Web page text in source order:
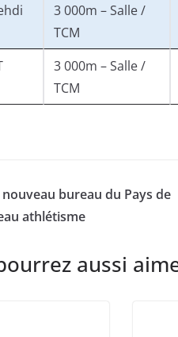
3 000m – Salle /
TCM
3 000m – Salle /
TCM
bureau du Pays de
athlétisme
aussi